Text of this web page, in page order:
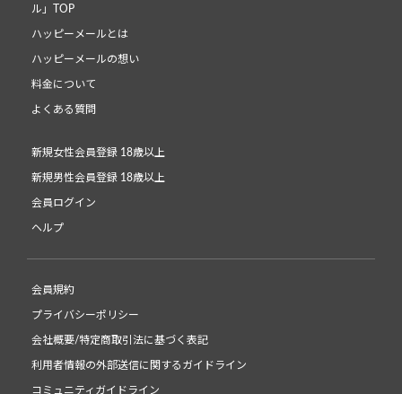
ル」TOP
ハッピーメールとは
ハッピーメールの想い
料金について
よくある質問
新規女性会員登録 18歳以上
新規男性会員登録 18歳以上
会員ログイン
ヘルプ
会員規約
プライバシーポリシー
会社概要/特定商取引法に基づく表記
利用者情報の外部送信に関するガイドライン
コミュニティガイドライン